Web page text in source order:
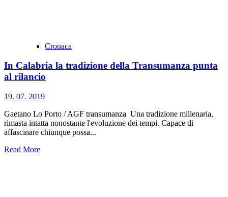
Cronaca
In Calabria la tradizione della Transumanza punta
al rilancio
19. 07. 2019
Gaetano Lo Porto / AGF transumanza Una tradizione millenaria,
rimasta intatta nonostante l'evoluzione dei tempi. Capace di
affascinare chiunque possa...
Read More